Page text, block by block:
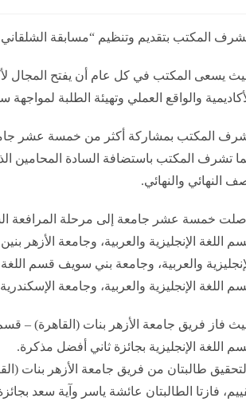
المكتب بتقديم وتنظيم “مسابقة
يسعى المكتب في كل عام أن يفتح المجال
والواقع العملي وتهيئة الطلبة
المكتب بمشاركة أكثر من خمسة عشر جامعة من
تشرف المكتب باستضافة السادة المحامين
النهائي والنهائي.
خمسة عشر جامعة إلى مرحلة المرافعة
اللغة الإنجليزية والعربية، وجامعة الأزهر
والعربية، وجامعة بني سويف قسم
اللغة الإنجليزية والعربية، وجامعة
فاز فريق جامعة الأزهر بنات (القاهرة) – قسم
اللغة الإنجليزية بجائزة ثاني أفضل مذكرة.
طالبتان من فريق جامعة الأزهر بنات